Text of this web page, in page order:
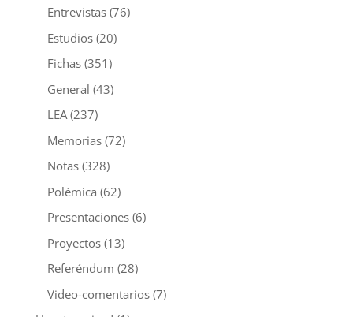
Entrevistas(76)
Estudios(20)
Fichas(351)
General (43)
LEA(237)
Memorias(72)
Notas(328)
Polémica (62)
Presentaciones(6)
Proyectos(13)
Referéndum (28)
Video-comentarios(7)